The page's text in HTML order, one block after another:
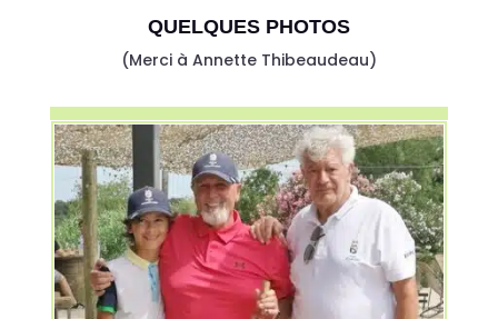
QUELQUES PHOTOS
(Merci à Annette Thibeaudeau)